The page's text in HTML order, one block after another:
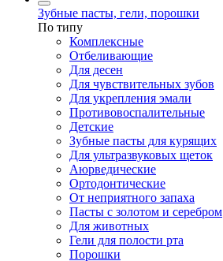
Зубные пасты, гели, порошки
По типу
Комплексные
Отбеливающие
Для десен
Для чувствительных зубов
Для укрепления эмали
Противовоспалительные
Детские
Зубные пасты для курящих
Для ультразвуковых щеток
Аюрведические
Ортодонтические
От неприятного запаха
Пасты с золотом и серебром
Для животных
Гели для полости рта
Порошки